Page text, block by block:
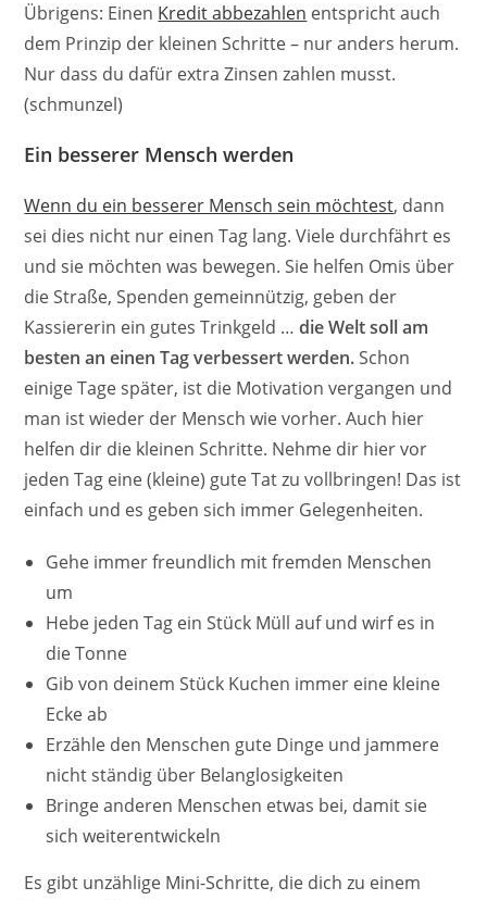
Übrigens: Einen Kredit abbezahlen entspricht auch
dem Prinzip der kleinen Schritte – nur anders herum.
Nur dass du dafür extra Zinsen zahlen musst.
(schmunzel)
Ein besserer Mensch werden
Wenn du ein besserer Mensch sein möchtest, dann
sei dies nicht nur einen Tag lang. Viele durchfährt es
und sie möchten was bewegen. Sie helfen Omis über
die Straße, Spenden gemeinnützig, geben der
Kassiererin ein gutes Trinkgeld …die Welt soll am
besten an einen Tag verbessert werden.Schon
einige Tage später, ist die Motivation vergangen und
man ist wieder der Mensch wie vorher. Auch hier
helfen dir die kleinen Schritte. Nehme dir hier vor
jeden Tag eine (kleine) gute Tat zu vollbringen! Das ist
einfach und es geben sich immer Gelegenheiten.
Gehe immer freundlich mit fremden Menschen
um
Hebe jeden Tag ein Stück Müll auf und wirf es in
die Tonne
Gib von deinem Stück Kuchen immer eine kleine
Ecke ab
Erzähle den Menschen gute Dinge und jammere
nicht ständig über Belanglosigkeiten
Bringe anderen Menschen etwas bei, damit sie
sich weiterentwickeln
Es gibt unzählige Mini-Schritte, die dich zu einem